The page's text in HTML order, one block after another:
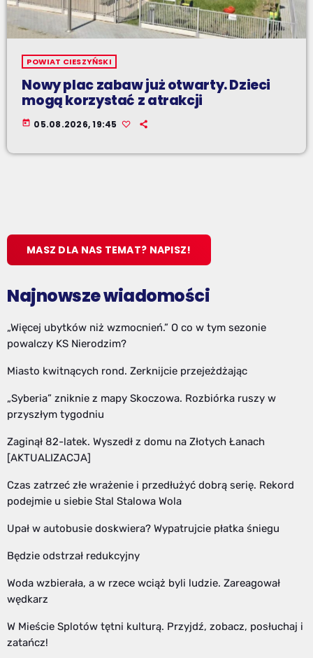
POWIAT CIESZYŃSKI
Nowy plac zabaw już otwarty. Dzieci
mogą korzystać z atrakcji
today 05.08.2026, 19:45
MASZ DLA NAS TEMAT? NAPISZ!
Najnowsze wiadomości
„Więcej ubytków niż wzmocnień.” O co w tym sezonie
powalczy KS Nierodzim?
Miasto kwitnących rond. Zerknijcie przejeżdżając
„Syberia” zniknie z mapy Skoczowa. Rozbiórka ruszy w
przyszłym tygodniu
Zaginął 82-latek. Wyszedł z domu na Złotych Łanach
[AKTUALIZACJA]
Czas zatrzeć złe wrażenie i przedłużyć dobrą serię. Rekord
podejmie u siebie Stal Stalowa Wola
Upał w autobusie doskwiera? Wypatrujcie płatka śniegu
Będzie odstrzał redukcyjny
Woda wzbierała, a w rzece wciąż byli ludzie. Zareagował
wędkarz
W Mieście Splotów tętni kulturą. Przyjdź, zobacz, posłuchaj i
zatańcz!